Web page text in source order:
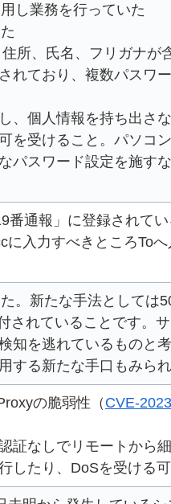
し業務を行っていた
所、氏名、フリガナが
れており、複数パスワ
、個人情報を持ち出さ
を受けること。パソコ
パスワード設定を施す
番通報」に登録されて
に入力すべきところTo
。新たな手法としては
されていることです。
知を逃れているものと
する新たな手口もみられ
の脆弱性（ CVE-
証なしでリモートから
したり、DoSを受ける可